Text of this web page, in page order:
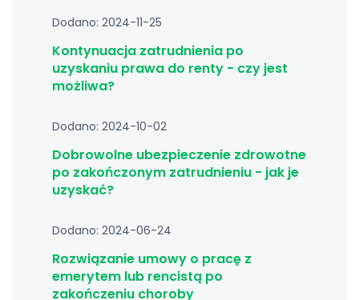
Dodano: 2024-11-25
Kontynuacja zatrudnienia po
uzyskaniu prawa do renty - czy jest
możliwa?
Dodano: 2024-10-02
Dobrowolne ubezpieczenie zdrowotne
po zakończonym zatrudnieniu - jak je
uzyskać?
Dodano: 2024-06-24
Rozwiązanie umowy o pracę z
emerytem lub rencistą po
zakończeniu choroby